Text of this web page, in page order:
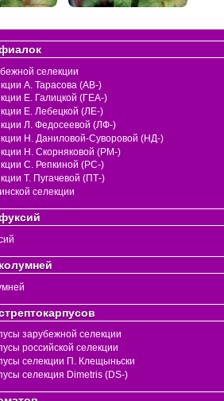
селекции
А. Тарасова (АВ-)
Е. Галицкой (ГЕА-)
Е. Лебецкой (ЛЕ-)
Л. Федосеевой (ЛФ-)
Н. Даниловой-Суворовой (НД-)
Н. Скорняковой (РМ-)
С. Репкиной (РС-)
Т. Пугачевой (ПТ-)
селекции
зарубежной селекции
российской селекции
селекции П. Клещыньски
селекция Dimetris (DS-)